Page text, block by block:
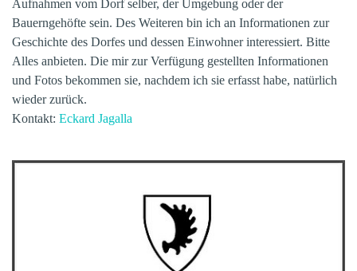
Aufnahmen vom Dorf selber, der Umgebung oder der
Bauerngehöfte sein. Des Weiteren bin ich an Informationen zur
Geschichte des Dorfes und dessen Einwohner interessiert. Bitte
Alles anbieten. Die mir zur Verfügung gestellten Informationen
und Fotos bekommen sie, nachdem ich sie erfasst habe, natürlich
wieder zurück.
Kontakt: Eckard Jagalla